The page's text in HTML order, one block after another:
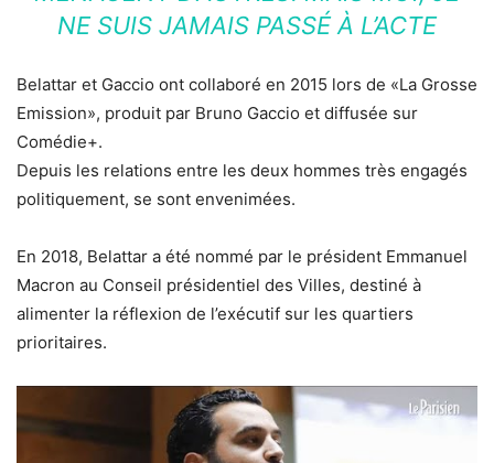
NE SUIS JAMAIS PASSÉ À L’ACTE
Belattar et Gaccio ont collaboré en 2015 lors de «La Grosse
Emission», produit par Bruno Gaccio et diffusée sur
Comédie+.
Depuis les relations entre les deux hommes très engagés
politiquement, se sont envenimées.
En 2018, Belattar a été nommé par le président Emmanuel
Macron au Conseil présidentiel des Villes, destiné à
alimenter la réflexion de l’exécutif sur les quartiers
prioritaires.